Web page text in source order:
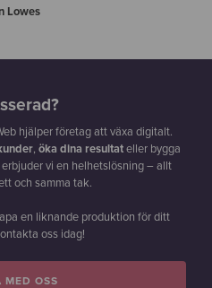
Lowes
hjälper företag att växa digitalt.
, öka dina resultateller bygga
erbjuder vi en helhetslösning – allt
och samma tak.
en liknande produktion för ditt
oss idag!
MED OSS